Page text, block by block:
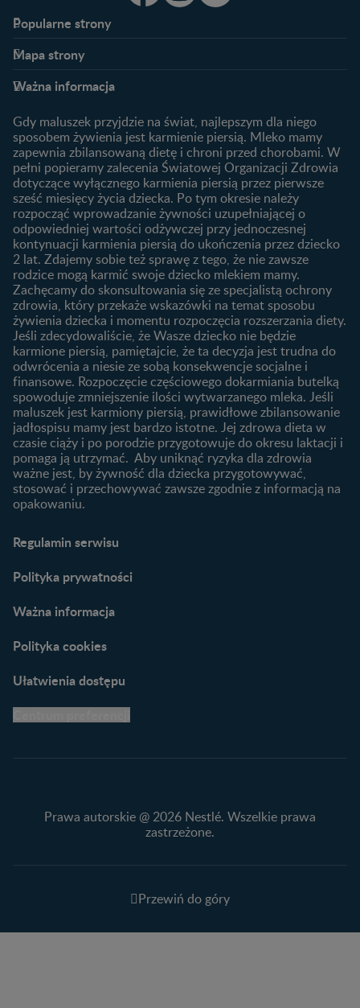
Popularne strony​
Kontakt
FAQ
Produkty
Wyszukiwarka produktów
Nasze marki
Mapa strony​
Plamienie implantacyjne –
Jak zaplanować płeć
dziecka?
Jak rozpoznać dni płodne?
Badania przed ciążą
Planowanie urlopu
macierzyńskiego
1. trymestr ciąży
2. trymestr ciąży
3. trymestr ciąży
Rozwój dziecka
Kalendarz rozwoju dziecka
Skoki rozwojowe
Ząbkowanie u niemowląt
Żywienie dziecka
10 sposobów jak poprawić
laktację
Jakie mleko następne
wybrać dla dziecka?
Jak rozszerzać dietę
niemowlaka?
Przydatne materiały dla
rodziców
Poradniki dla rodziców
Karty do zdjęć dla
Maluszka
Materiały do pobrania
Narzędzia dla rodziców
praktyczne wskazówki
Ważna informacja
Gdy maluszek przyjdzie na świat, najlepszym dla niego
sposobem żywienia jest karmienie piersią. Mleko mamy
zapewnia zbilansowaną dietę i chroni przed chorobami. W
pełni popieramy zalecenia Światowej Organizacji Zdrowia
dotyczące wyłącznego karmienia piersią przez pierwsze
sześć miesięcy życia dziecka. Po tym okresie należy
rozpocząć wprowadzanie żywności uzupełniającej o
odpowiedniej wartości odżywczej przy jednoczesnej
kontynuacji karmienia piersią do ukończenia przez dziecko
2 lat. Zdajemy sobie też sprawę z tego, że nie zawsze
rodzice mogą karmić swoje dziecko mlekiem mamy.
Zachęcamy do skonsultowania się ze specjalistą ochrony
zdrowia, który przekaże wskazówki na temat sposobu
żywienia dziecka i momentu rozpoczęcia rozszerzania diety.
Jeśli zdecydowaliście, że Wasze dziecko nie będzie
karmione piersią, pamiętajcie, że ta decyzja jest trudna do
odwrócenia a niesie ze sobą konsekwencje socjalne i
finansowe. Rozpoczęcie częściowego dokarmiania butelką
spowoduje zmniejszenie ilości wytwarzanego mleka. Jeśli
maluszek jest karmiony piersią, prawidłowe zbilansowanie
jadłospisu mamy jest bardzo istotne. Jej zdrowa dieta w
czasie ciąży i po porodzie przygotowuje do okresu laktacji i
pomaga ją utrzymać. Aby uniknąć ryzyka dla zdrowia
ważne jest, by żywność dla dziecka przygotowywać,
stosować i przechowywać zawsze zgodnie z informacją na
opakowaniu.
Regulamin serwisu
Polityka prywatności
Ważna informacja
Polityka cookies
Ułatwienia dostępu
Prawa autorskie @ 2026 Nestlé. Wszelkie prawa
zastrzeżone.
Przewiń do góry